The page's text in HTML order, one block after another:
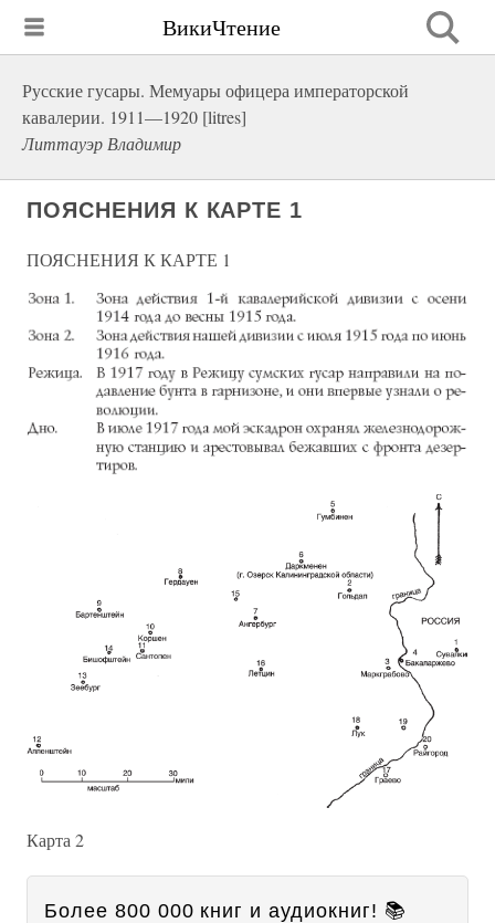
ВикиЧтение
Русские гусары. Мемуары офицера императорской
кавалерии. 1911—1920 [litres]
Литтауэр Владимир
ПОЯСНЕНИЯ К КАРТЕ 1
ПОЯСНЕНИЯ К КАРТЕ 1
Карта 2
Более 800 000 книг и аудиокниг! 📚